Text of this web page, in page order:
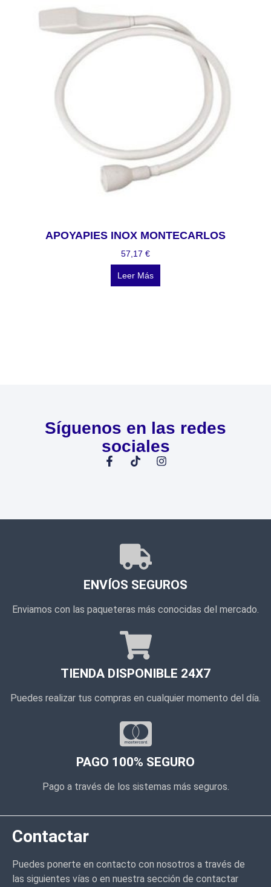
APOYAPIES INOX MONTECARLOS
57,17 €
Leer Más
Síguenos en las redes
sociales
ENVÍOS SEGUROS
Enviamos con las paqueteras más conocidas del mercado.
TIENDA DISPONIBLE 24X7
Puedes realizar tus compras en cualquier momento del día.
PAGO 100% SEGURO
Pago a través de los sistemas más seguros.
Contactar
Puedes ponerte en contacto con nosotros a través de
las siguientes vías o en nuestra sección de contactar